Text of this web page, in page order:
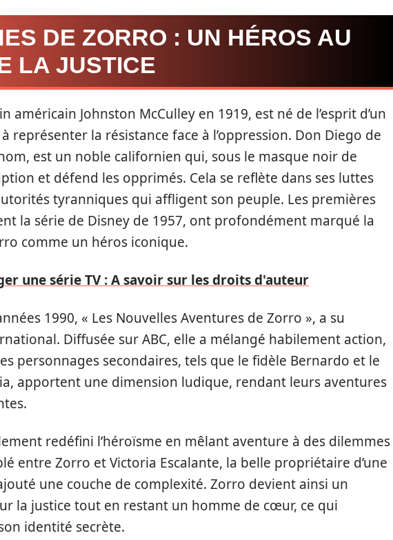
DE ZORRO : UN HÉROS AU
LA JUSTICE
américain Johnston McCulley en 1919, est né de l’esprit d’un
représenter la résistance face à l’oppression. Don Diego de
est un noble californien qui, sous le masque noir de
et défend les opprimés. Cela se reflète dans ses luttes
tyranniques qui affligent son peuple. Les premières
la série de Disney de 1957, ont profondément marqué la
comme un héros iconique.
une série TV : A savoir sur les droits d'auteur
1990, « Les Nouvelles Aventures de Zorro », a su
Diffusée sur ABC, elle a mélangé habilement action,
personnages secondaires, tels que le fidèle Bernardo et le
apportent une dimension ludique, rendant leurs aventures
redéfini l’héroïsme en mêlant aventure à des dilemmes
entre Zorro et Victoria Escalante, la belle propriétaire d’une
une couche de complexité. Zorro devient ainsi un
la justice tout en restant un homme de cœur, ce qui
identité secrète.